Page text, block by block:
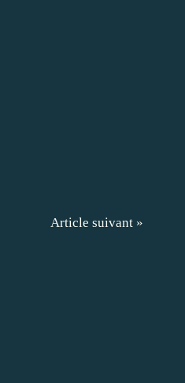
Article suivant »